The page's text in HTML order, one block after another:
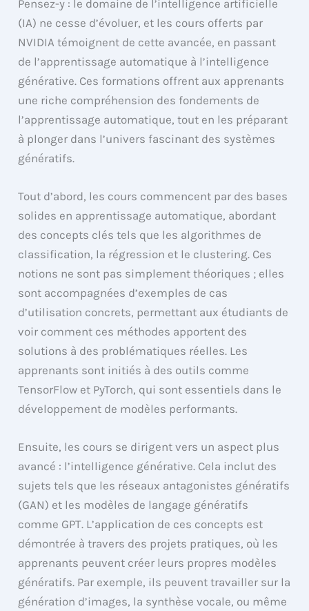
Pensez-y : le domaine de l’intelligence artificielle
(IA) ne cesse d’évoluer, et les cours offerts par
NVIDIA témoignent de cette avancée, en passant
de l’apprentissage automatique à l’intelligence
générative. Ces formations offrent aux apprenants
une riche compréhension des fondements de
l’apprentissage automatique, tout en les préparant
à plonger dans l’univers fascinant des systèmes
génératifs.
Tout d’abord, les cours commencent par des bases
solides en apprentissage automatique, abordant
des concepts clés tels que les algorithmes de
classification, la régression et le clustering. Ces
notions ne sont pas simplement théoriques ; elles
sont accompagnées d’exemples de cas
d’utilisation concrets, permettant aux étudiants de
voir comment ces méthodes apportent des
solutions à des problématiques réelles. Les
apprenants sont initiés à des outils comme
TensorFlow et PyTorch, qui sont essentiels dans le
développement de modèles performants.
Ensuite, les cours se dirigent vers un aspect plus
avancé : l’intelligence générative. Cela inclut des
sujets tels que les réseaux antagonistes génératifs
(GAN) et les modèles de langage génératifs
comme GPT. L’application de ces concepts est
démontrée à travers des projets pratiques, où les
apprenants peuvent créer leurs propres modèles
génératifs. Par exemple, ils peuvent travailler sur la
génération d’images, la synthèse vocale, ou même